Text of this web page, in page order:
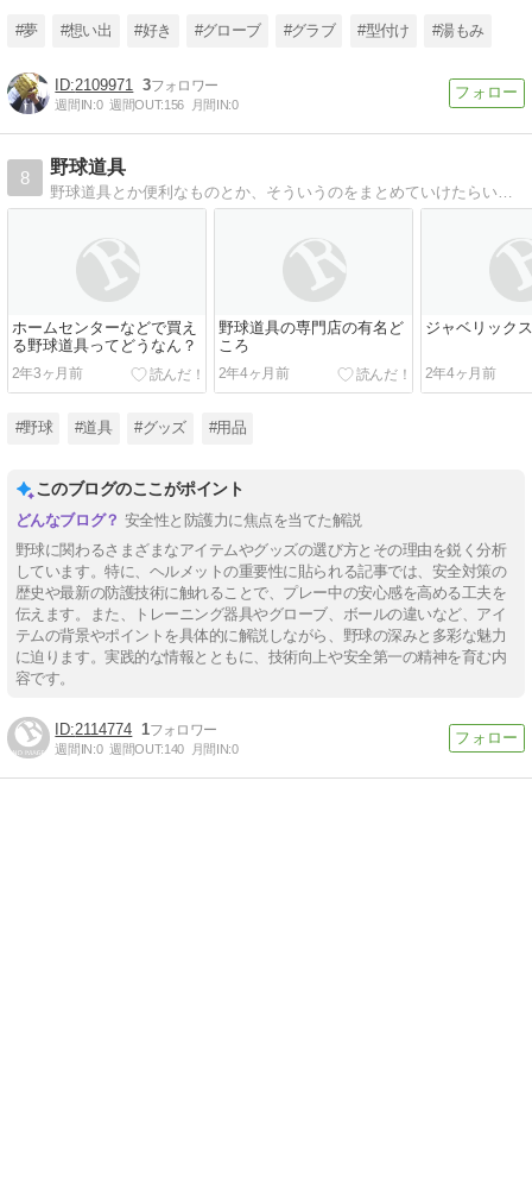
#夢 #想い出 #好き #グローブ #グラブ #型付け #湯もみ
2109971 3
週間IN:0 週間OUT:156 月間IN:0
8
野球道具
野球道具とか便利なものとか、そういうのをまとめていけたらいいなと思ってます
ホームセンターなどで買え
る野球道具ってどうなん？
2年3ヶ月前
野球道具の専門店の有名ど
ころ
2年4ヶ月前
ジャベリック
2年4ヶ月前
#野球 #道具 #グッズ #用品
このブログのここがポイント
安全性と防護力に焦点を当てた解説
野球に関わるさまざまなアイテムやグッズの選び方とその理由を鋭く分析
しています。特に、ヘルメットの重要性に貼られる記事では、安全対策の
歴史や最新の防護技術に触れることで、プレー中の安心感を高める工夫を
伝えます。また、トレーニング器具やグローブ、ボールの違いなど、アイ
テムの背景やポイントを具体的に解説しながら、野球の深みと多彩な魅力
に迫ります。実践的な情報とともに、技術向上や安全第一の精神を育む内
容です。
2114774 1
週間IN:0 週間OUT:140 月間IN:0